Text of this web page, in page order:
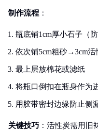
制作流程 ：
瓶底铺1cm厚小石子（
依次铺5cm粗砂→3cm
最上层放棉花或滤纸
将瓶口倒扣在瓶身作为
用胶带密封边缘防止侧
关键技巧 ：活性炭需用旧